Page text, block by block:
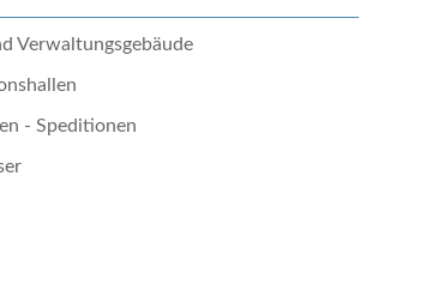
Verwaltungsgebäude
- Speditionen